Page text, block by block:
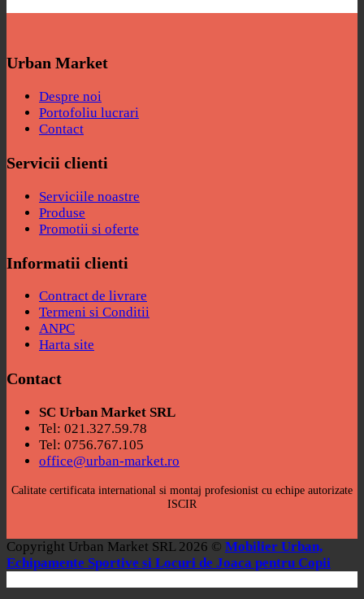
Urban Market
Despre noi
Portofoliu lucrari
Contact
Servicii clienti
Serviciile noastre
Produse
Promotii si oferte
Informatii clienti
Contract de livrare
Termeni si Conditii
ANPC
Harta site
Contact
SC Urban Market SRL
Tel: 021.327.59.78
Tel: 0756.767.105
office@urban-market.ro
Calitate certificata international si montaj profesionist cu echipe autorizate
ISCIR
Copyright Urban Market SRL 2026 © Mobilier Urban,
Echipamente Sportive si Locuri de Joaca pentru Copii